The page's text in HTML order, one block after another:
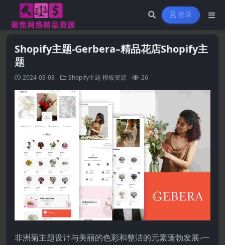
登录
Shopify主题-Gerbera–精品花店Shopify主
题
2024-03-08 Shopify主题 模板资源 26
非洲菊主题设计与美丽的色彩和整洁的元素蓬勃发展-一